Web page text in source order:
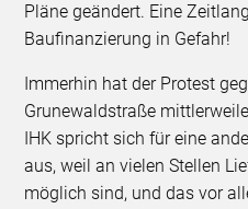
Pläne geändert. Eine
Baufinanzierung in Gefahr!
Immerhin hat der Protest
Grunewaldstraße
IHK spricht sich für eine
aus, weil an vielen Stellen
möglich sind, und das vor